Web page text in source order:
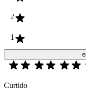
2
1
Curtido